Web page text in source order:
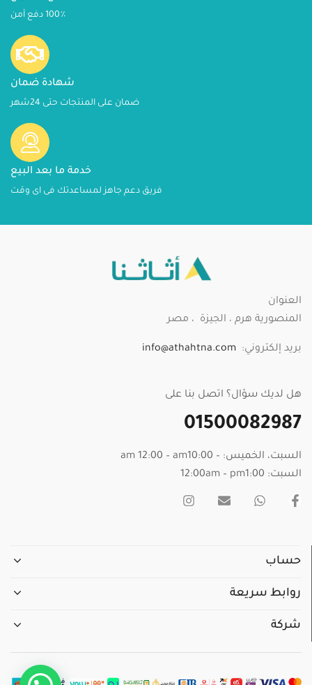
100٪ دفع آمن
شهادة ضمان
ضمان على المنتجات حتى 24شهر
خدمة ما بعد البيع
فريق دعم جاهز لمساعدتك فى اى وقت
العنوان
المنصورية هرم ، الجيزة ، مصر
بريد إلكتروني: info@athahtna.com
هل لديك سؤال؟ اتصل بنا على
01500082987
السبت، الخميس: – am 12:00 – am10:00
السبت: 12:00am – pm1:00
حساب
روابط سريعة
شركة